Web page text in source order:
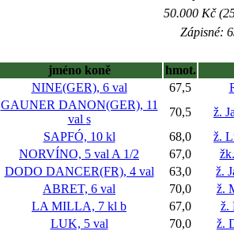
50.000 Kč
Zápisné:
jméno koně
hmot.
NINE(GER), 6 val 67,5
GAUNER DANON(GER), 11
val s
70,5
ž.
SAPFÓ, 10 kl 68,0
ž.
NORVÍNO, 5 val A 1/2 67,0
DODO DANCER(FR), 4 val 63,0
ž.
ABRET, 6 val 70,0
ž.
LA MILLA, 7 kl b 67,0
ž.
LUK, 5 val 70,0
ž.